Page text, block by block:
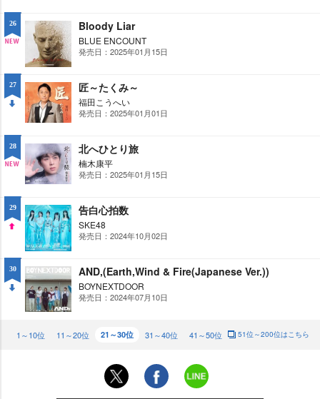
26
W
Bloody Liar
BLUE ENCOUNT
発売日：2025年01月15日
27
WN
匠～たくみ～
福田こうへい
発売日：2025年01月01日
28
W
北へひとり旅
楠木康平
発売日：2025年01月15日
29 告白心拍数
SKE48
発売日：2024年10月02日
30 AND,(Earth,Wind & Fire(Japanese Ver.))
BOYNEXTDOOR
発売日：2024年07月10日
1～10位 11～20位 21～30位 31～40位 41～50位 51位～200位はこちら